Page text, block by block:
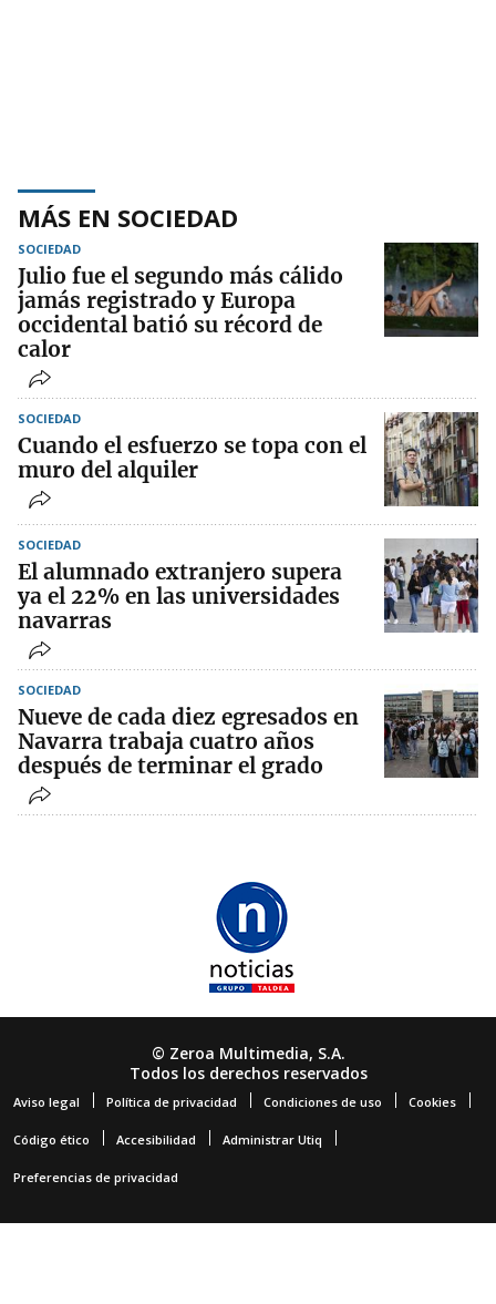
MÁS EN SOCIEDAD
SOCIEDAD
Julio fue el segundo más cálido
jamás registrado y Europa
occidental batió su récord de
calor
SOCIEDAD
Cuando el esfuerzo se topa con el
muro del alquiler
SOCIEDAD
El alumnado extranjero supera
ya el 22% en las universidades
navarras
SOCIEDAD
Nueve de cada diez egresados en
Navarra trabaja cuatro años
después de terminar el grado
© Zeroa Multimedia, S.A.
Todos los derechos reservados
Aviso legal Política de privacidad Condiciones de uso Cookies
Código ético Accesibilidad Administrar Utiq
Preferencias de privacidad